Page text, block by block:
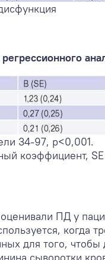
34-97, р<0,001.
коэффициент,
ПД у
когда
для того,